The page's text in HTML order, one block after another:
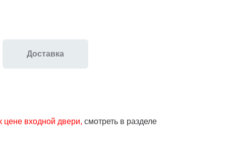
Доставка
цене входной двери, смотреть в разделе